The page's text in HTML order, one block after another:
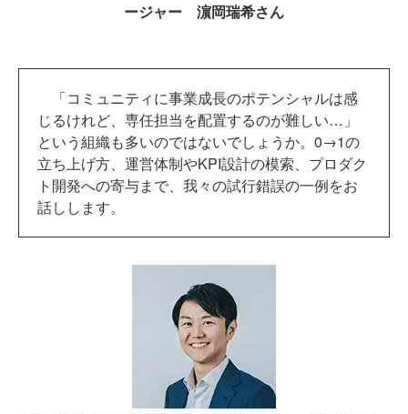
ージャー 濵岡瑞希さん
「コミュニティに事業成長のポテンシャルは感
じるけれど、専任担当を配置するのが難しい…」
という組織も多いのではないでしょうか。0→1の
立ち上げ方、運営体制やKPI設計の模索、プロダク
ト開発への寄与まで、我々の試行錯誤の一例をお
話しします。